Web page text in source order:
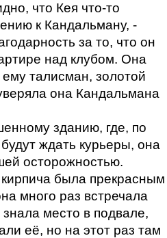
что Кея что-то
к Кандальману, -
за то, что он
над клубом. Она
талисман, золотой
она Кандальмана
зданию, где, по
ждать курьеры, она
осторожностью.
была прекрасным
много раз встречала
место в подвале,
её, но на этот раз там